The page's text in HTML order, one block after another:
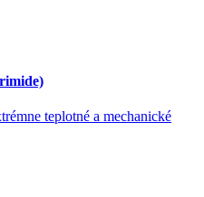
teplotné a mechanické